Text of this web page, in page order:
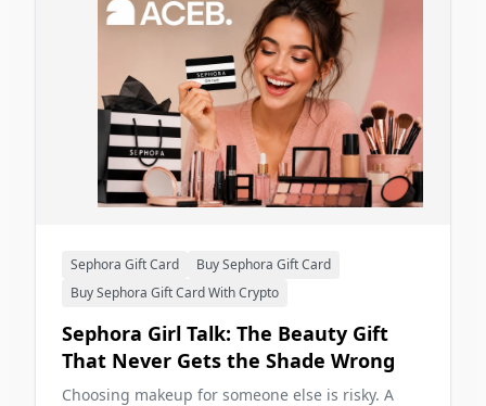
Sephora Gift Card
Buy Sephora Gift Card
Buy Sephora Gift Card With Crypto
Sephora Girl Talk: The Beauty Gift
That Never Gets the Shade Wrong
Choosing makeup for someone else is risky. A